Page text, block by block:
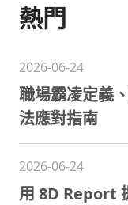
熱門
2026-06-24
職場霸凌定義
法應對指南
2026-06-24
用 8D Report